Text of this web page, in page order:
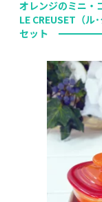
オレンジのミニ・
LE CREUSET（
セット